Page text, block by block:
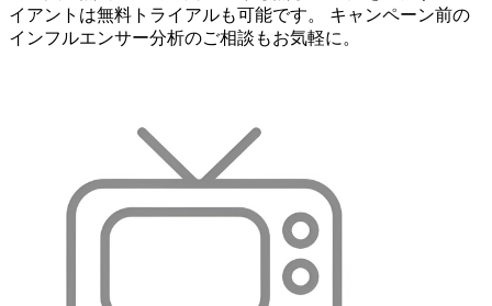
イアントは無料トライアルも可能です。 キャンペーン前の
インフルエンサー分析のご相談もお気軽に。